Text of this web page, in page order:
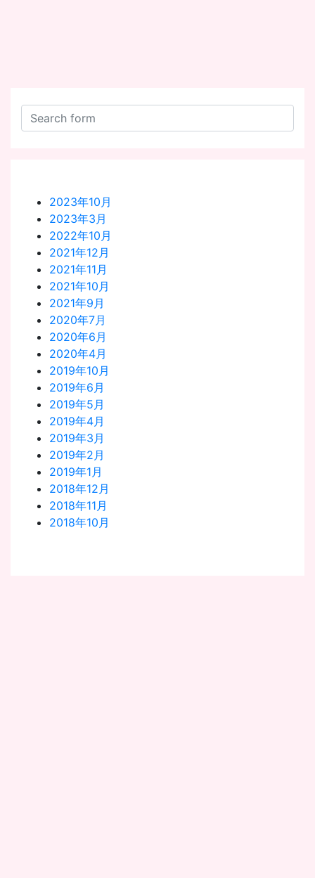
2023年10月
2023年3月
2022年10月
2021年12月
2021年11月
2021年10月
2021年9月
2020年7月
2020年6月
2020年4月
2019年10月
2019年6月
2019年5月
2019年4月
2019年3月
2019年2月
2019年1月
2018年12月
2018年11月
2018年10月